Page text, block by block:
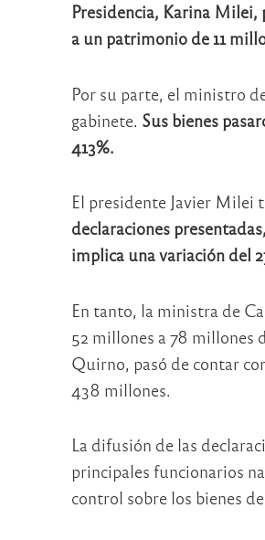
Presidencia, Karina Milei,
a un patrimonio de 11
Por su parte, el ministro
gabinete. Sus bienes
413%.
El presidente Javier Milei
declaraciones
implica una variación del
En tanto, la ministra de
52 millones a 78 millones
Quirno, pasó de contar
438 millones.
La difusión de las
principales funcionarios
control sobre los bienes